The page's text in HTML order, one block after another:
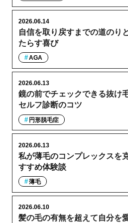
自信を取り戻すまでの道のり
たらす喜び
2026.06.14
AGA
鏡の前でチェックできる抜け
セルフ診断のコツ
2026.06.13
円形脱毛症
私が薄毛のコンプレックスを
すすめ体験談
2026.06.13
薄毛
髪の毛の有無を超えて自分を
2026.06.10